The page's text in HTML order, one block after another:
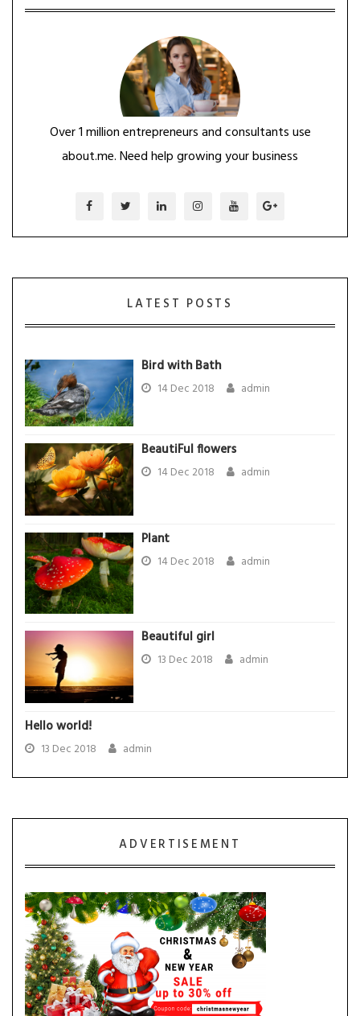
Over 1 million entrepreneurs and consultants use
about.me. Need help growing your business
LATEST POSTS
Bird with Bath
14 Dec 2018 admin
BeautiFul flowers
14 Dec 2018 admin
Plant
14 Dec 2018 admin
Beautiful girl
13 Dec 2018 admin
Hello world!
13 Dec 2018 admin
ADVERTISEMENT